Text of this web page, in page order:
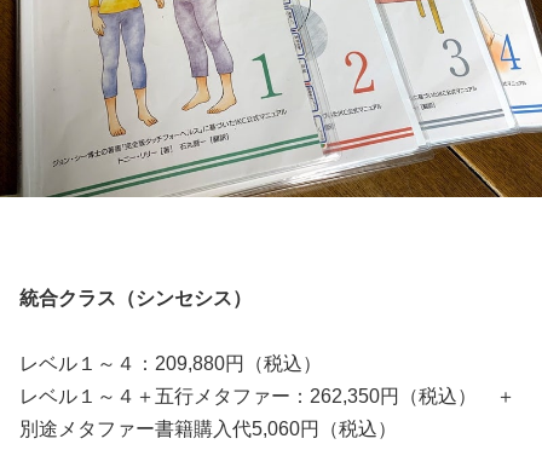
統合クラス（シンセシス）
レベル１～４：209,880円（税込）
レベル１～４＋五行メタファー：262,350円（税込） ＋
別途メタファー書籍購入代5,060円（税込）